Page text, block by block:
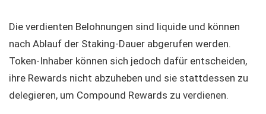
Die verdienten Belohnungen sind liquide und können
nach Ablauf der Staking-Dauer abgerufen werden.
Token-Inhaber können sich jedoch dafür entscheiden,
ihre Rewards nicht abzuheben und sie stattdessen zu
delegieren, um Compound Rewards zu verdienen.